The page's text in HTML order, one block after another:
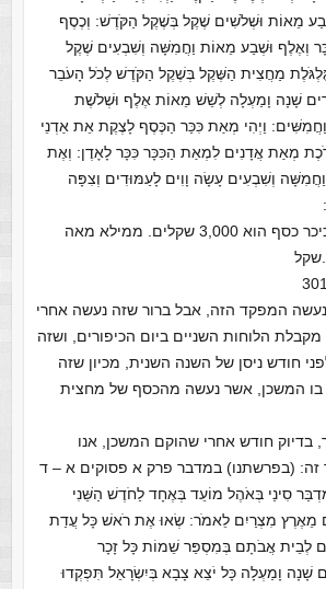
מֵאוֹת וּשְׁלֹשִׁים שֶׁקֶל בְּשֶׁקֶל הַקֹּדֶשׁ: וְכֶסֶף
וְאֶלֶף וּשְׁבַע מֵאוֹת וַחֲמִשָּׁה וְשִׁבְעִים שֶׁקֶל
מַחֲצִית הַשֶּׁקֶל בְּשֶׁקֶל הַקֹּדֶשׁ לְכֹל הָעֹבֵר
שָׁנָה וָמַעְלָה לְשֵׁשׁ מֵאוֹת אֶלֶף וּשְׁלֹשֶׁת
וַיְהִי מְאַת כִּכַּר הַכֶּסֶף לָצֶקֶת אֵת אַדְנֵי
מְאַת אֲדָנִים לִמְאַת הַכִּכָּר כִּכָּר לָאָדֶן: וְאֶת
וְשִׁבְעִים עָשָׂה וָוִים לָעַמּוּדִים וְצִפָּה
החשבון הוא פשוט: כיכר כסף הוא 3,000 שקלים. ממילא מאה
המפקד הזה, אבל ברור שזה נעשה אחרי
הלוחות השניים ביום הכיפורים, ושזה
חודש ניסן של השנה השנית, מכיון שזה
בו המשכן, אשר נעשה מהכסף של מחצית
חודש אחרי שהוקם המשכן, אנו
(בפרשתנו) במדבר פרק א פסוקים א – ד
סִינַי בְּאֹהֶל מוֹעֵד בְּאֶחָד לַחֹדֶשׁ הַשֵּׁנִי
מֵאֶרֶץ מִצְרַיִם לֵאמֹר: שְׂאוּ אֶת רֹאשׁ כָּל עֲדַת
לְבֵית אֲבֹתָם בְּמִסְפַּר שֵׁמוֹת כָּל זָכָר
שָׁנָה וָמַעְלָה כָּל יֹצֵא צָבָא בְּיִשְׂרָאֵל תִּפְקְדוּ